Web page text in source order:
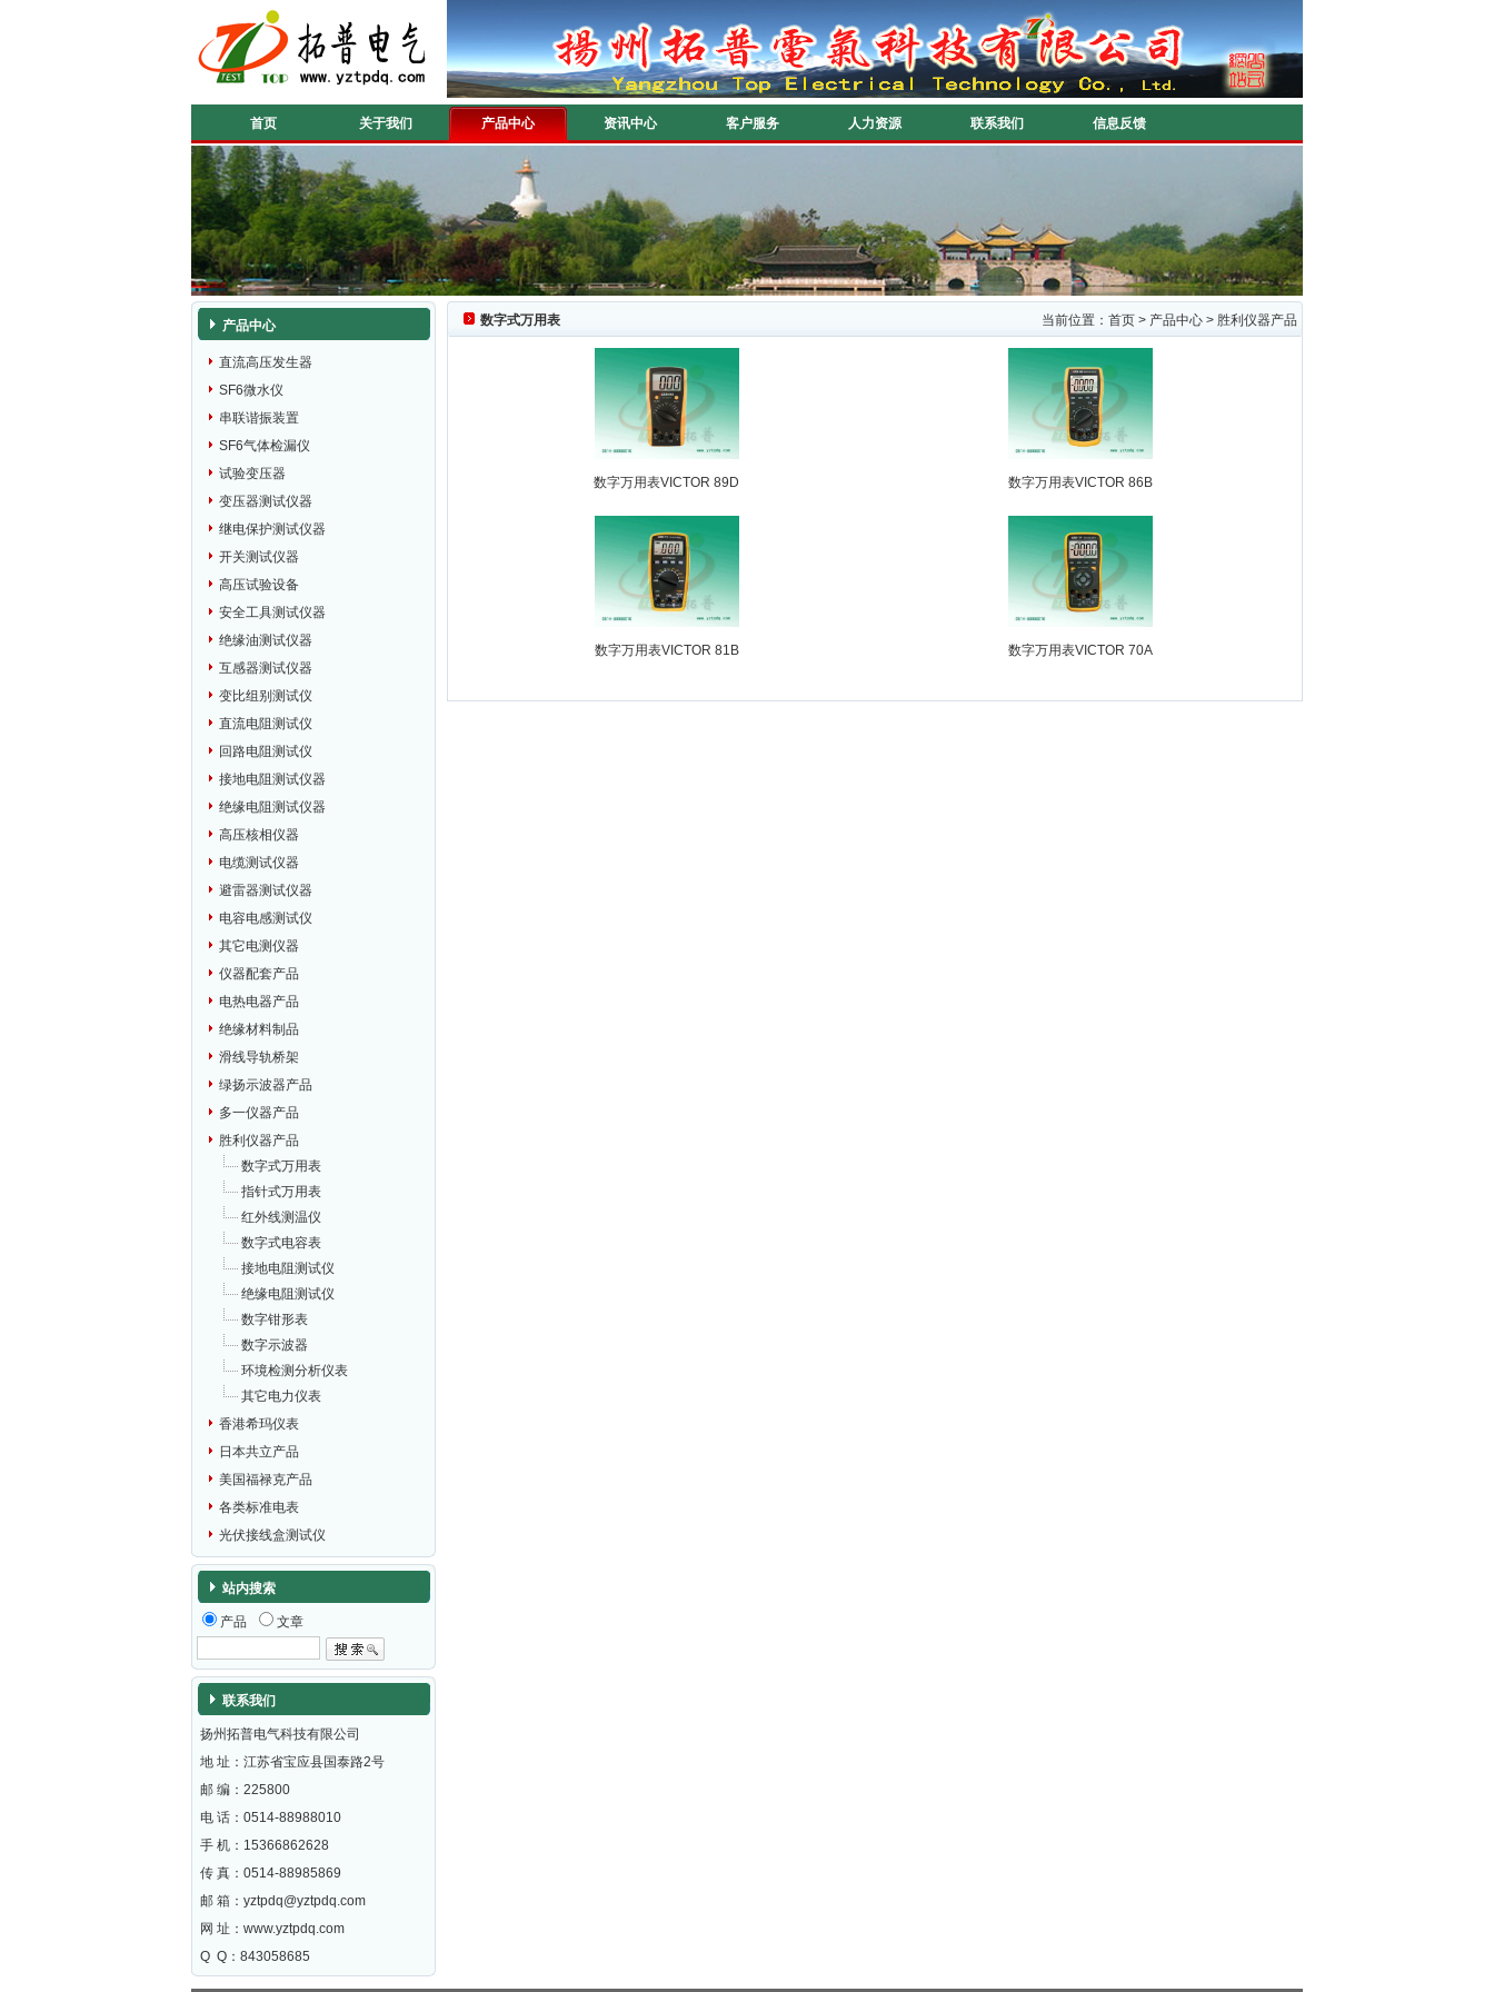
首页 关于我们 产品中心 资讯中心 客户服务 人力资源 联系我们 信息反馈
产品中心
直流高压发生器
SF6微水仪
串联谐振装置
SF6气体检漏仪
试验变压器
变压器测试仪器
继电保护测试仪器
开关测试仪器
高压试验设备
安全工具测试仪器
绝缘油测试仪器
互感器测试仪器
变比组别测试仪
直流电阻测试仪
回路电阻测试仪
接地电阻测试仪器
绝缘电阻测试仪器
高压核相仪器
电缆测试仪器
避雷器测试仪器
电容电感测试仪
其它电测仪器
仪器配套产品
电热电器产品
绝缘材料制品
滑线导轨桥架
绿扬示波器产品
多一仪器产品
胜利仪器产品
数字式万用表
指针式万用表
红外线测温仪
数字式电容表
接地电阻测试仪
绝缘电阻测试仪
数字钳形表
数字示波器
环境检测分析仪表
其它电力仪表
香港希玛仪表
日本共立产品
美国福禄克产品
各类标准电表
光伏接线盒测试仪
站内搜索
产品 文章
联系我们
扬州拓普电气科技有限公司
地 址：江苏省宝应县国泰路2号
邮 编： 225800
电 话：0514-88988010
手 机：15366862628
传 真：0514-88985869
邮 箱： yztpdq@yztpdq.com
网 址： www.yztpdq.com
Q Q：843058685
当前位置： 首页 > 产品中心 > 胜利仪器产品
数字式万用表
数字万用表VICTOR 89D 数字万用表VICTOR 86B
数字万用表VICTOR 81B 数字万用表VICTOR 70A